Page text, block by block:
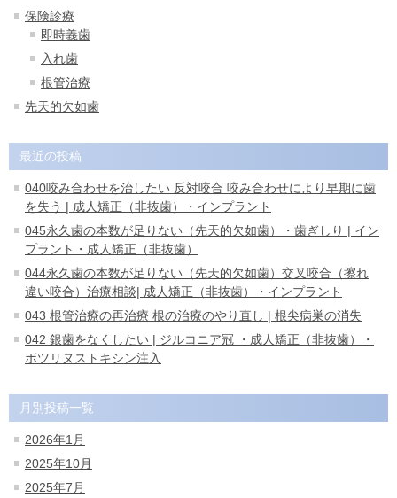
保険診療
即時義歯
入れ歯
根管治療
先天的欠如歯
最近の投稿
040咬み合わせを治したい 反対咬合 咬み合わせにより早期に歯
を失う | 成人矯正（非抜歯）・インプラント
045永久歯の本数が足りない（先天的欠如歯）・歯ぎしり | イン
プラント・成人矯正（非抜歯）
044永久歯の本数が足りない（先天的欠如歯）交叉咬合（擦れ
違い咬合）治療相談| 成人矯正（非抜歯）・インプラント
043 根管治療の再治療 根の治療のやり直し | 根尖病巣の消失
042 銀歯をなくしたい | ジルコニア冠 ・成人矯正（非抜歯）・
ボツリヌストキシン注入
月別投稿一覧
2026年1月
2025年10月
2025年7月